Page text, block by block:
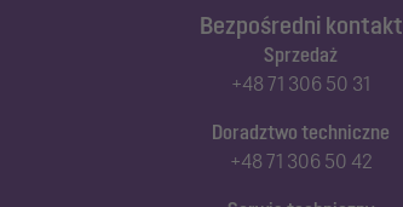
Bezpośredni kontakt
Sprzedaż
+48 71 306 50 31
Doradztwo techniczne
+48 71 306 50 42